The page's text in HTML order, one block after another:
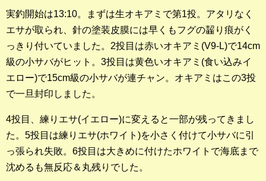
実釣開始は13:10。まずは生オキアミで第1投。アタリなく
エサが取られ、針の塗装皮膜には早くもフグの齧り痕がく
っきり付いていました。2投目は赤いオキアミ(V9-L)で14cm
級の小サバがヒット。3投目は黄色いオキアミ(食い込みイ
エロー)で15cm級の小サバが連チャン。オキアミはこの3投
で一旦封印しました。
4投目、練りエサ(イエロー)に変えると一部が残ってきまし
た。5投目は練りエサ(ホワイト)を小さく付けて小サバに引
っ張られ失敗。6投目は大きめに付けたホワイトで海底まで
沈めるも無反応＆丸残りでした。
シロギス部門
過去の釣果ランキング
ブログ・釣行記
スタッフ釣行記